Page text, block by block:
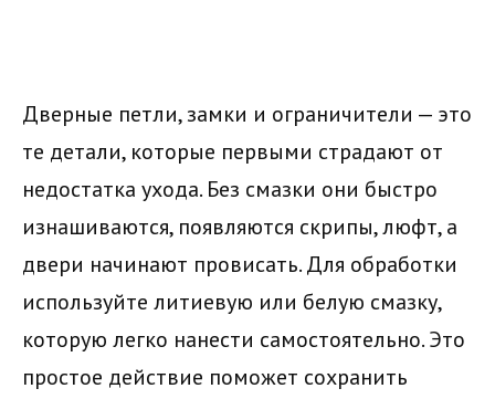
Дверные петли, замки и ограничители — это
те детали, которые первыми страдают от
недостатка ухода. Без смазки они быстро
изнашиваются, появляются скрипы, люфт, а
двери начинают провисать. Для обработки
используйте литиевую или белую смазку,
которую легко нанести самостоятельно. Это
простое действие поможет сохранить